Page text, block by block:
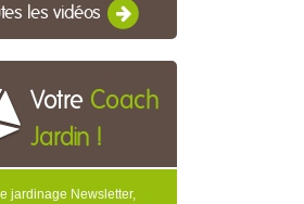
les vidéos
Votre Coach
Jardin !
jardinage Newsletter,